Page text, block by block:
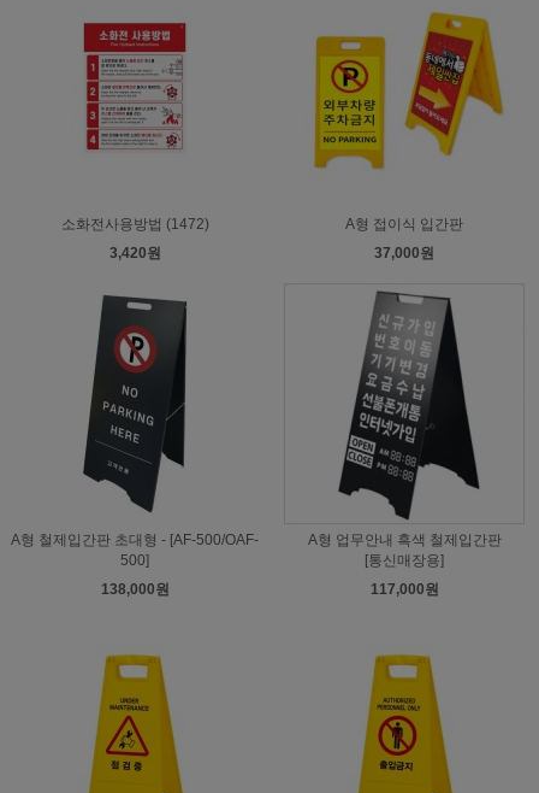
소화전사용방법 (1472)
3,420원
A형 접이식 입간판
37,000원
A형 철제입간판 초대형 - [AF-500/OAF-
500]
138,000원
A형 업무안내 흑색 철제입간판
[통신매장용]
117,000원